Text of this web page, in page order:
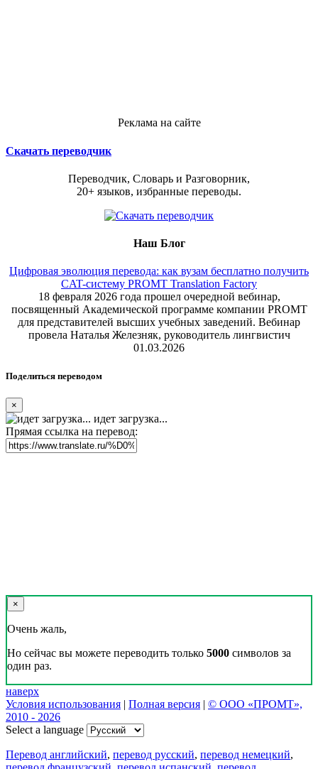
Реклама на сайте
Скачать переводчик
Переводчик, Словарь и Разговорник,
20+ языков, избранные переводы.
Наш Блог
Цифровая эволюция перевода: как вузам бесплатно получить
CAT-систему PROMT Translation Factory
18 февраля 2026 года прошел очередной вебинар,
посвященный Академической программе компании PROMT
для представителей высших учебных заведений. Вебинар
провела Наталья Железняк, руководитель лингвистич
01.03.2026
Поделиться переводом
×
идет загрузка...
Прямая ссылка на перевод:
×
Очень жаль,
Но сейчас вы можете переводить только 5000 символов за
один раз.
наверх
Условия использования | Полная версия | © ООО «ПРОМТ»,
2010 - 2026
Select a language
Перевод английский, перевод русский, перевод немецкий,